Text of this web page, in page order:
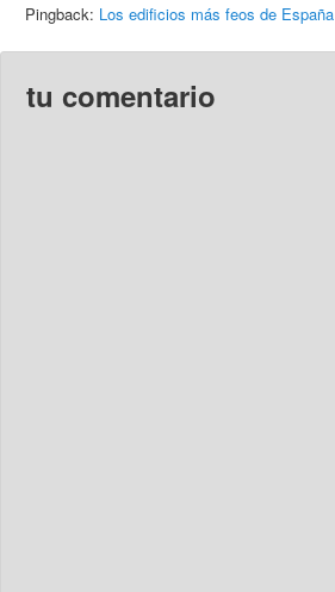
Pingback: Los edificios más feos de España
tu comentario